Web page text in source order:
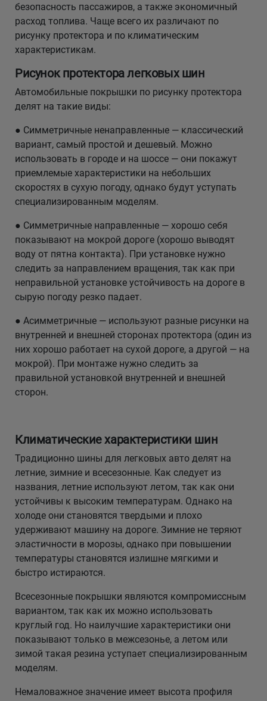
безопасность пассажиров, а также экономичный
расход топлива. Чаще всего их различают по
рисунку протектора и по климатическим
характеристикам.
Рисунок протектора легковых шин
Автомобильные покрышки по рисунку протектора
делят на такие виды:
● Симметричные ненаправленные — классический
вариант, самый простой и дешевый. Можно
использовать в городе и на шоссе — они покажут
приемлемые характеристики на небольших
скоростях в сухую погоду, однако будут уступать
специализированным моделям.
● Симметричные направленные — хорошо себя
показывают на мокрой дороге (хорошо выводят
воду от пятна контакта). При установке нужно
следить за направлением вращения, так как при
неправильной установке устойчивость на дороге в
сырую погоду резко падает.
● Асимметричные — используют разные рисунки на
внутренней и внешней сторонах протектора (один из
них хорошо работает на сухой дороге, а другой — на
мокрой). При монтаже нужно следить за
правильной установкой внутренней и внешней
сторон.
Климатические характеристики шин
Традиционно шины для легковых авто делят на
летние, зимние и всесезонные. Как следует из
названия, летние используют летом, так как они
устойчивы к высоким температурам. Однако на
холоде они становятся твердыми и плохо
удерживают машину на дороге. Зимние не теряют
эластичности в морозы, однако при повышении
температуры становятся излишне мягкими и
быстро истираются.
Всесезонные покрышки являются компромиссным
вариантом, так как их можно использовать
круглый год. Но наилучшие характеристики они
показывают только в межсезонье, а летом или
зимой такая резина уступает специализированным
моделям.
Немаловажное значение имеет высота профиля